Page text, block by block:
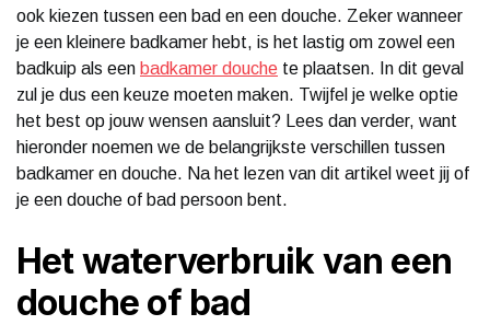
ook kiezen tussen een bad en een douche. Zeker wanneer
je een kleinere badkamer hebt, is het lastig om zowel een
badkuip als een badkamer douche te plaatsen. In dit geval
zul je dus een keuze moeten maken. Twijfel je welke optie
het best op jouw wensen aansluit? Lees dan verder, want
hieronder noemen we de belangrijkste verschillen tussen
badkamer en douche. Na het lezen van dit artikel weet jij of
je een douche of bad persoon bent.
Het waterverbruik van een
douche of bad